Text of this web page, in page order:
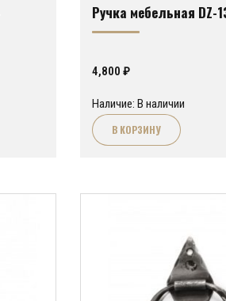
Ручка мебельная DZ-
4,800 ₽
Наличие: В наличии
В КОРЗИНУ